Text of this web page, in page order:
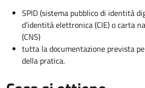
SPID (sistema pubblico di identità
d’identità elettronica (CIE) o carta
(CNS)
tutta la documentazione prevista
della pratica.